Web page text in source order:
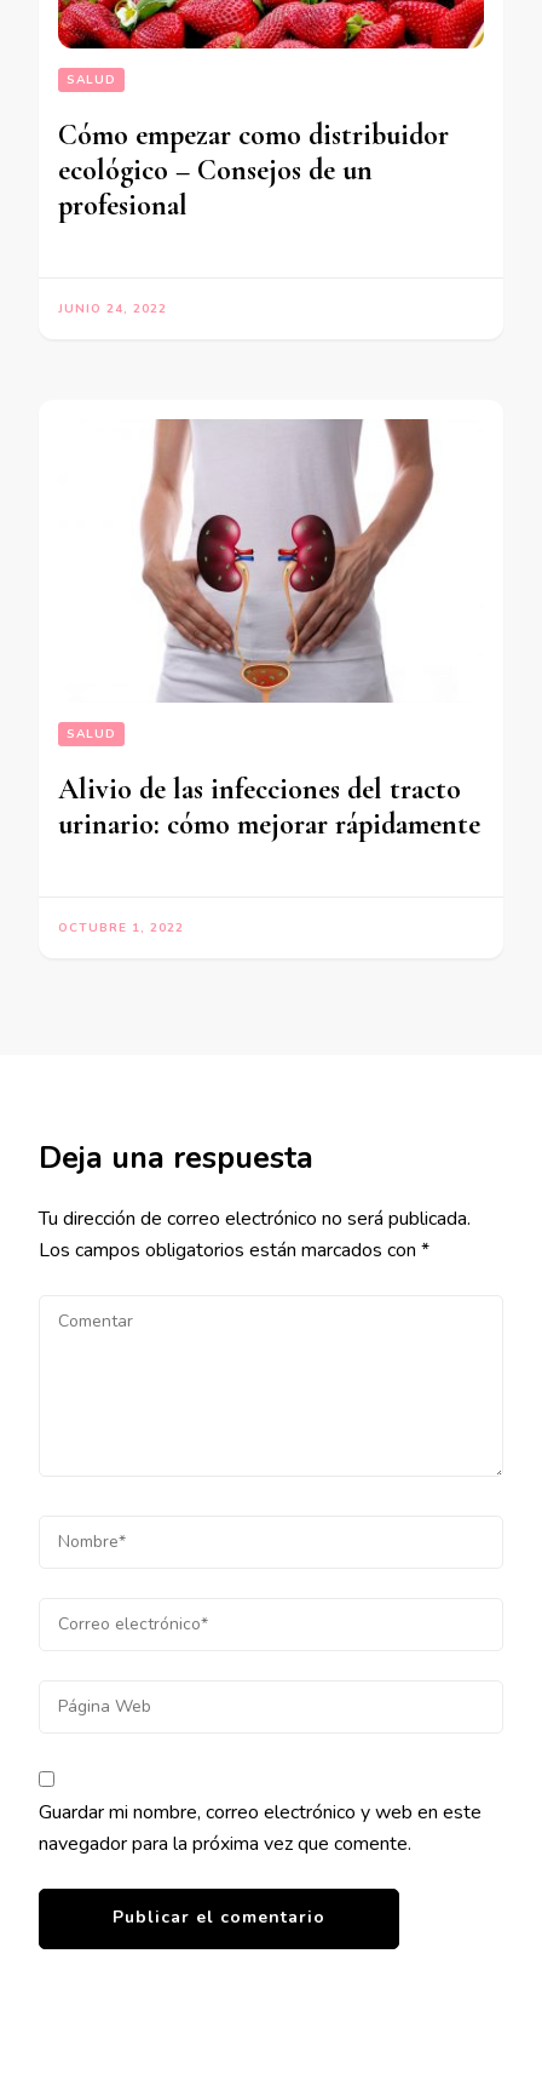
SALUD
Cómo empezar como distribuidor
ecológico – Consejos de un
profesional
JUNIO 24, 2022
SALUD
Alivio de las infecciones del tracto
urinario: cómo mejorar rápidamente
OCTUBRE 1, 2022
Deja una respuesta
Tu dirección de correo electrónico no será publicada.
Los campos obligatorios están marcados con *
Guardar mi nombre, correo electrónico y web en este
navegador para la próxima vez que comente.